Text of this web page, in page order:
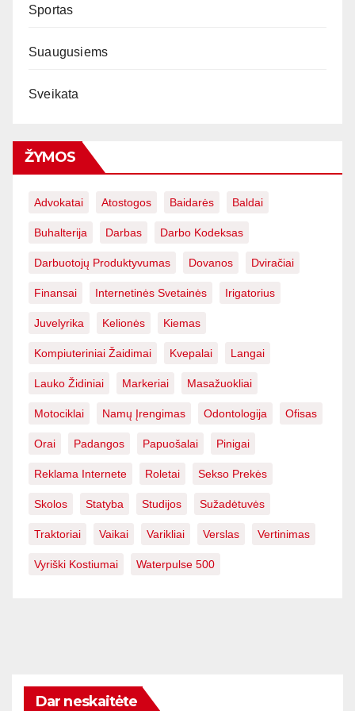
Sportas
Suaugusiems
Sveikata
ŽYMOS
Advokatai Atostogos Baidarės Baldai
Buhalterija Darbas Darbo Kodeksas
Darbuotojų Produktyvumas Dovanos Dviračiai
Finansai Internetinės Svetainės Irigatorius
Juvelyrika Kelionės Kiemas
Kompiuteriniai Žaidimai Kvepalai Langai
Lauko Židiniai Markeriai Masažuokliai
Motociklai Namų Įrengimas Odontologija Ofisas
Orai Padangos Papuošalai Pinigai
Reklama Internete Roletai Sekso Prekės
Skolos Statyba Studijos Sužadėtuvės
Traktoriai Vaikai Varikliai Verslas Vertinimas
Vyriški Kostiumai Waterpulse 500
Dar neskaitėte